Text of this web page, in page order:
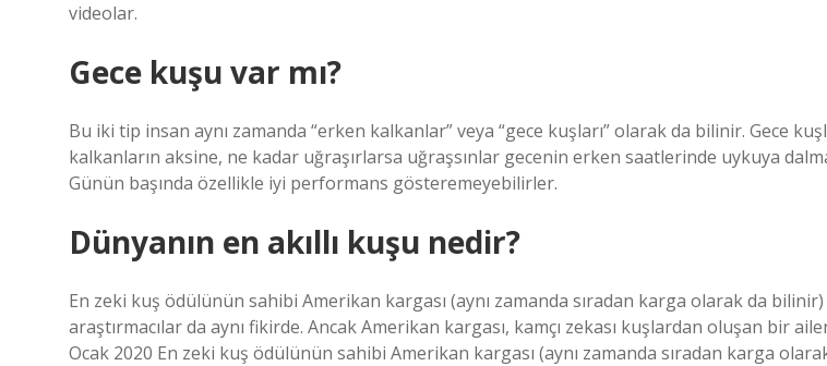
videolar.
Gece kuşu var mı?
Bu iki tip insan aynı zamanda “erken kalkanlar” veya “gece kuşları” olarak da bilinir. Gece
kalkanların aksine, ne kadar uğraşırlarsa uğraşsınlar gecenin erken saatlerinde uykuya
Günün başında özellikle iyi performans gösteremeyebilirler.
Dünyanın en akıllı kuşu nedir?
En zeki kuş ödülünün sahibi Amerikan kargası (aynı zamanda sıradan karga olarak da
araştırmacılar da aynı fikirde. Ancak Amerikan kargası, kamçı zekası kuşlardan oluşan bir
Ocak 2020 En zeki kuş ödülünün sahibi Amerikan kargası (aynı zamanda sıradan karga